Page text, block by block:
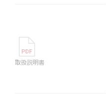
取扱説明書